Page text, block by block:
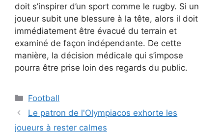
doit s’inspirer d’un sport comme le rugby. Si un
joueur subit une blessure à la tête, alors il doit
immédiatement être évacué du terrain et
examiné de façon indépendante. De cette
manière, la décision médicale qui s’impose
pourra être prise loin des regards du public.
Catégories
Football
Le patron de l'Olympiacos exhorte les
joueurs à rester calmes